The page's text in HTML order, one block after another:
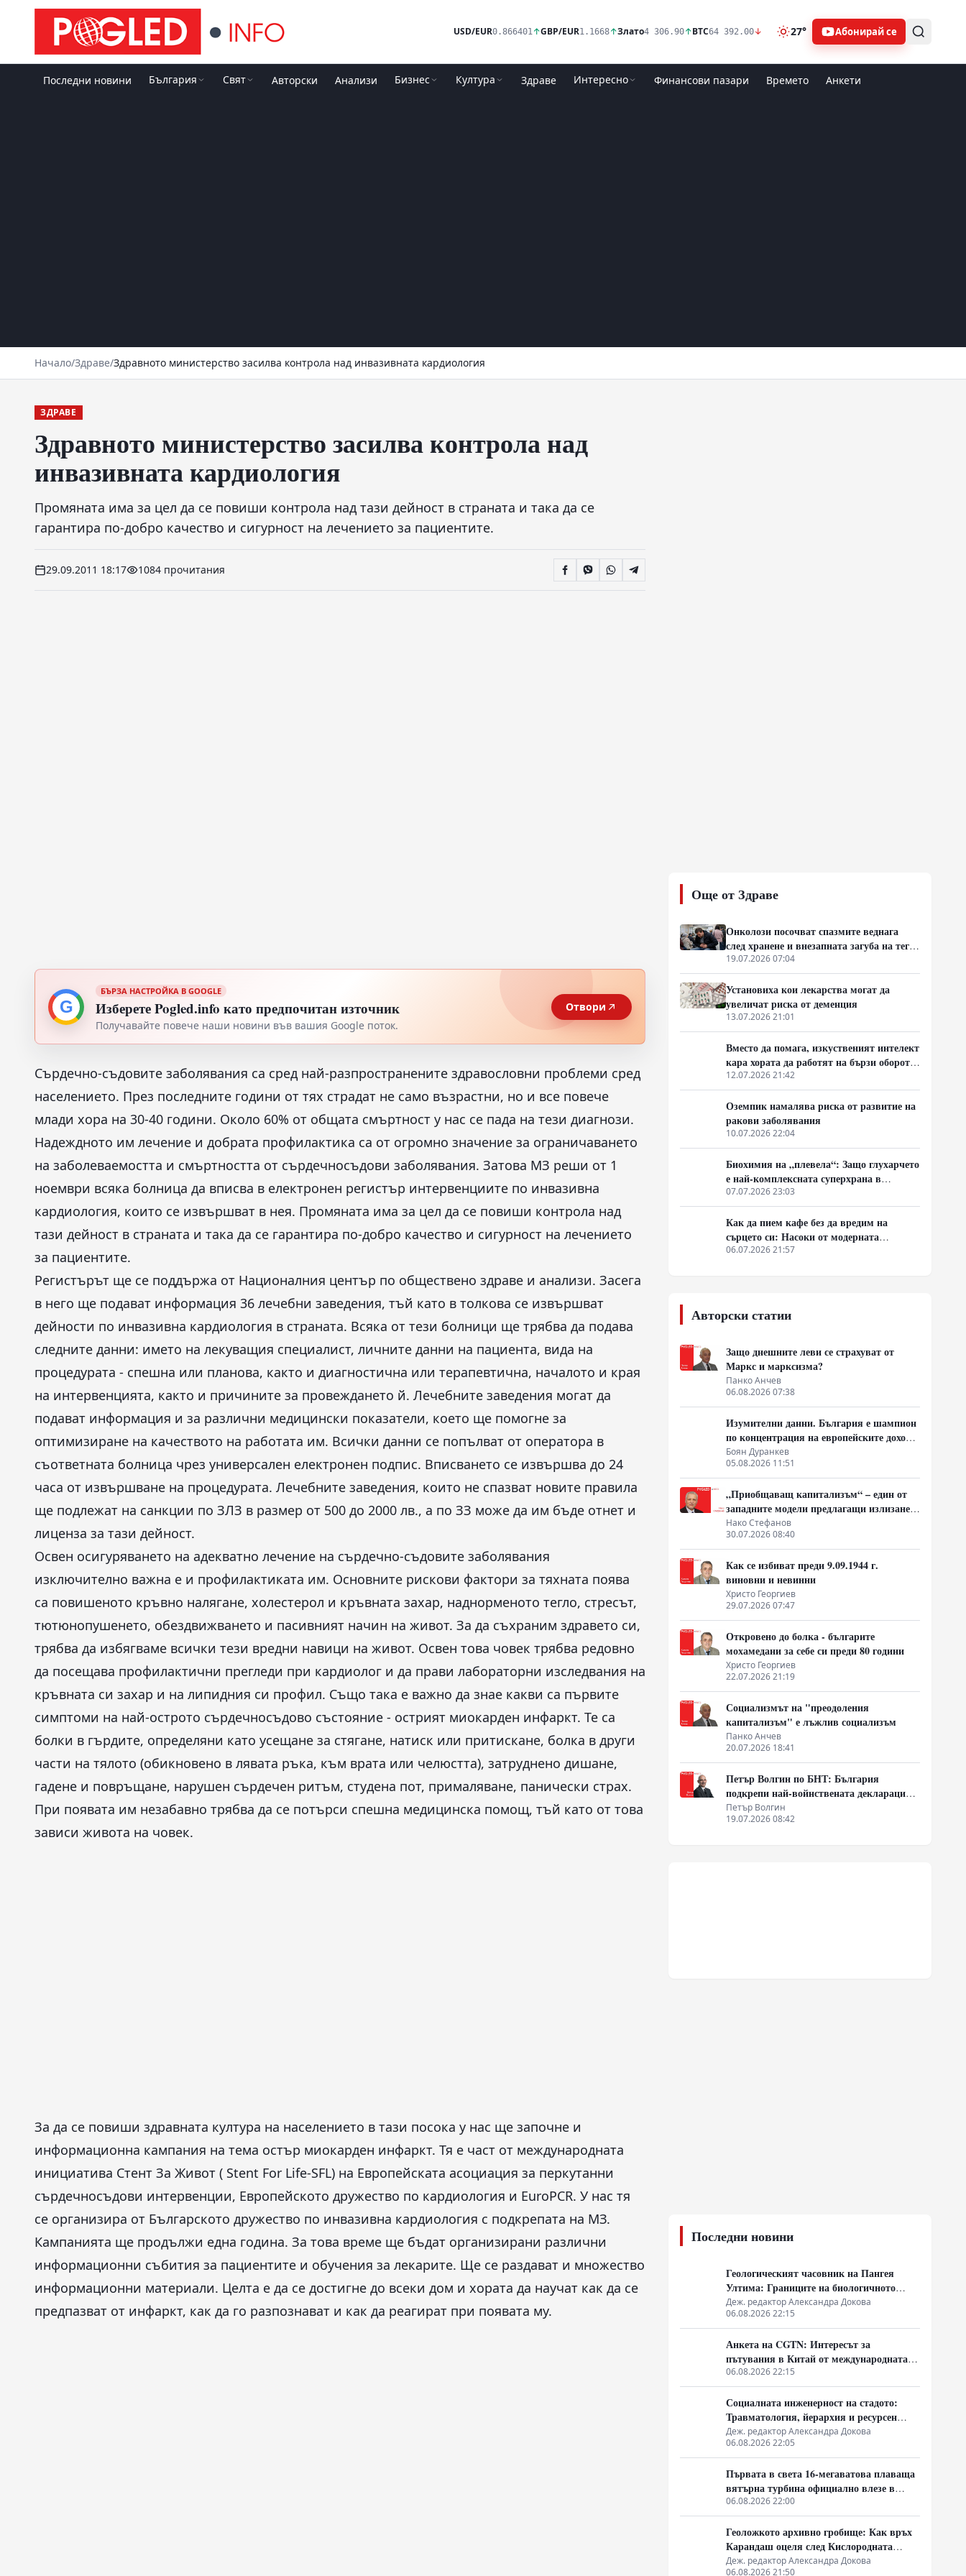
USD/EUR0.866401↑GBP/EUR1.1668↑Злато4 306.90↑BTC64 392.00↓ 27° Абонирай се
Последни новини България Свят Авторски Анализи Бизнес Култура Здраве Интересно Финансови пазари Времето Анкети
Начало/Здраве/Здравното министерство засилва контрола над инвазивната кардиология
ЗДРАВЕ
Здравното министерство засилва контрола над
инвазивната кардиология
Промяната има за цел да се повиши контрола над тази дейност в страната и така да се
гарантира по-добро качество и сигурност на лечението за пациентите.
29.09.2011 18:17 1084 прочитания
G
БЪРЗА НАСТРОЙКА В GOOGLE
Изберете Pogled.info като предпочитан източник
Получавайте повече наши новини във вашия Google поток.
Отвори
Сърдечно-съдовите заболявания са сред най-разпространените здравословни проблеми сред
населението. През последните години от тях страдат не само възрастни, но и все повече
млади хора на 30-40 години. Около 60% от общата смъртност у нас се пада на тези диагнози.
Надеждното им лечение и добрата профилактика са от огромно значение за ограничаването
на заболеваемостта и смъртността от сърдечносъдови заболявания. Затова МЗ реши от 1
ноември всяка болница да вписва в електронен регистър интервенциите по инвазивна
кардиология, които се извършват в нея. Промяната има за цел да се повиши контрола над
тази дейност в страната и така да се гарантира по-добро качество и сигурност на лечението
за пациентите.
Регистърът ще се поддържа от Националния център по обществено здраве и анализи. Засега
в него ще подават информация 36 лечебни заведения, тъй като в толкова се извършват
дейности по инвазивна кардиология в страната. Всяка от тези болници ще трябва да подава
следните данни: името на лекуващия специалист, личните данни на пациента, вида на
процедурата - спешна или планова, както и диагностична или терапевтична, началото и края
на интервенцията, както и причините за провеждането й. Лечебните заведения могат да
подават информация и за различни медицински показатели, което ще помогне за
оптимизиране на качеството на работата им. Всички данни се попълват от оператора в
съответната болница чрез универсален електронен подпис. Вписването се извършва до 24
часа от извършване на процедурата. Лечебните заведения, които не спазват новите правила
ще подлежат на санкции по ЗЛЗ в размер от 500 до 2000 лв., а по ЗЗ може да им бъде отнет и
лиценза за тази дейност.
Освен осигуряването на адекватно лечение на сърдечно-съдовите заболявания
изключително важна е и профилактиката им. Основните рискови фактори за тяхната поява
са повишеното кръвно налягане, холестерол и кръвната захар, наднорменото тегло, стресът,
тютюнопушенето, обездвижването и пасивният начин на живот. За да съхраним здравето си,
трябва да избягваме всички тези вредни навици на живот. Освен това човек трябва редовно
да посещава профилактични прегледи при кардиолог и да прави лабораторни изследвания на
кръвната си захар и на липидния си профил. Също така е важно да знае какви са първите
симптоми на най-острото сърдечносъдово състояние - острият миокарден инфаркт. Те са
болки в гърдите, определяни като усещане за стягане, натиск или притискане, болка в други
части на тялото (обикновено в лявата ръка, към врата или челюстта), затруднено дишане,
гадене и повръщане, нарушен сърдечен ритъм, студена пот, прималяване, панически страх.
При появата им незабавно трябва да се потърси спешна медицинска помощ, тъй като от това
зависи живота на човек.
За да се повиши здравната култура на населението в тази посока у нас ще започне и
информационна кампания на тема остър миокарден инфаркт. Тя е част от международната
инициатива Стент За Живот ( Stent For Life-SFL) на Европейската асоциация за перкутанни
сърдечносъдови интервенции, Европейското дружество по кардиология и EuroPCR. У нас тя
се организира от Българското дружество по инвазивна кардиология с подкрепата на МЗ.
Кампанията ще продължи една година. За това време ще бъдат организирани различни
информационни събития за пациентите и обучения за лекарите. Ще се раздават и множество
информационни материали. Целта е да се достигне до всеки дом и хората да научат как да се
предпазват от инфаркт, как да го разпознават и как да реагират при появата му.
Още от Здраве
Онколози посочват спазмите веднага
след хранене и внезапната загуба на тегло
като основни клинични сигнали за
туморни процеси
19.07.2026 07:04
Установиха кои лекарства могат да
увеличат риска от деменция
13.07.2026 21:01
Вместо да помага, изкуственият интелект
кара хората да работят на бързи обороти
и да се скапват от умора
12.07.2026 21:42
Оземпик намалява риска от развитие на
ракови заболявания
10.07.2026 22:04
Биохимия на „плевела“: Защо глухарчето
е най-комплексната суперхрана в
природата
07.07.2026 23:03
Как да пием кафе без да вредим на
сърцето си: Насоки от модерната
кардиология
06.07.2026 21:57
Авторски статии
Защо днешните леви се страхуват от
Маркс и марксизма?
Панко Анчев
06.08.2026 07:38
Изумителни данни. България е шампион
по концентрация на европейските доходи
в ръцете на най-богатия 1%, надминава
и САЩ
Боян Дуранкев
05.08.2026 11:51
„Приобщаващ капитализъм“ – един от
западните модели предлагащи излизане
от системата на неолиберализма
Нако Стефанов
30.07.2026 08:40
Как се избиват преди 9.09.1944 г.
виновни и невинни
Христо Георгиев
29.07.2026 07:47
Откровено до болка - българите
мохамедани за себе си преди 80 години
Христо Георгиев
22.07.2026 21:19
Социализмът на "преодоления
капитализъм" е лъжлив социализъм
Панко Анчев
20.07.2026 18:41
Петър Волгин по БНТ: България
подкрепи най-войнствената декларация,
която някога съм чел
Петър Волгин
19.07.2026 08:42
Последни новини
Геологическият часовник на Пангея
Ултима: Границите на биологичното
оцеляване
Деж. редактор Александра Докова
06.08.2026 22:15
Анкета на CGTN: Интересът за
пътувания в Китай от международната
общност се увеличава бързо
06.08.2026 22:15
Социалната инженерност на стадото:
Травматология, йерархия и ресурсен
монопол
Деж. редактор Александра Докова
06.08.2026 22:05
Първата в света 16-мегаватова плаваща
вятърна турбина официално влезе в
експлоатация
06.08.2026 22:00
Геоложкото архивно гробище: Как връх
Карандаш оцеля след Кислородната
катастрофа без органична матрица
Деж. редактор Александра Докова
06.08.2026 21:50